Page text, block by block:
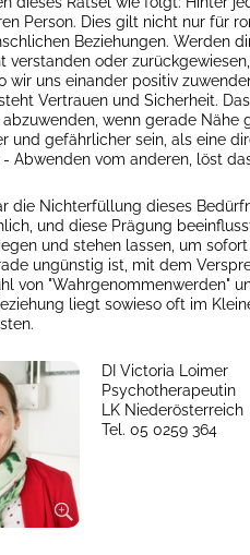
Person. Dies gilt nicht nur für
Beziehungen. Werden
verstanden oder
wir uns einander positiv
Vertrauen und Sicherheit.
wenn gerade
und gefährlicher sein, als eine
Abwenden vom anderen, löst
die Nichterfüllung dieses
und diese Prägung
und stehen lassen, um
ungünstig ist, mit dem
von "Wahrgenommenwerden"
liegt sowieso oft im
DI Victoria Loimer
Psychotherapeutin
LK Niederösterreich
Tel. 05 0259 364